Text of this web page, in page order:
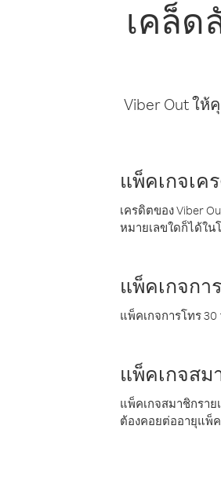
เคล็
Viber Out ใ
แพ็คเกจเค
เครดิตของ Viber
หมายเลขใดก็ได้ใน
แพ็คเกจกา
แพ็คเกจการโทร
แพ็คเกจสม
แพ็คเกจสมาชิกรา
ต้องคอยต่ออายุแพ็